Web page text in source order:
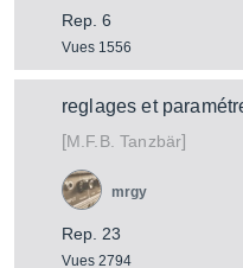
Rep. 6
Vues 1556
reglages et
[M.F.B. Tanzbär]
Rep. 23
Vues 2794
mrgy